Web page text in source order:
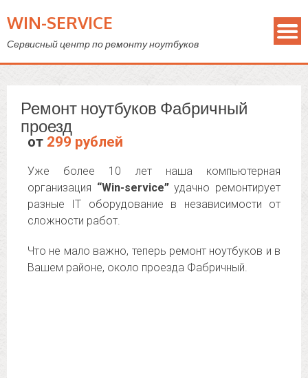
WIN-SERVICE
Сервисный центр по ремонту ноутбуков
Ремонт ноутбуков Фабричный
проезд
от 299 рублей
Уже более 10 лет наша компьютерная
организация “Win-service”удачно ремонтирует
разные IT оборудование в независимости от
сложности работ.
Что не мало важно, теперь ремонт ноутбуков и в
Вашем районе, около проезда Фабричный.